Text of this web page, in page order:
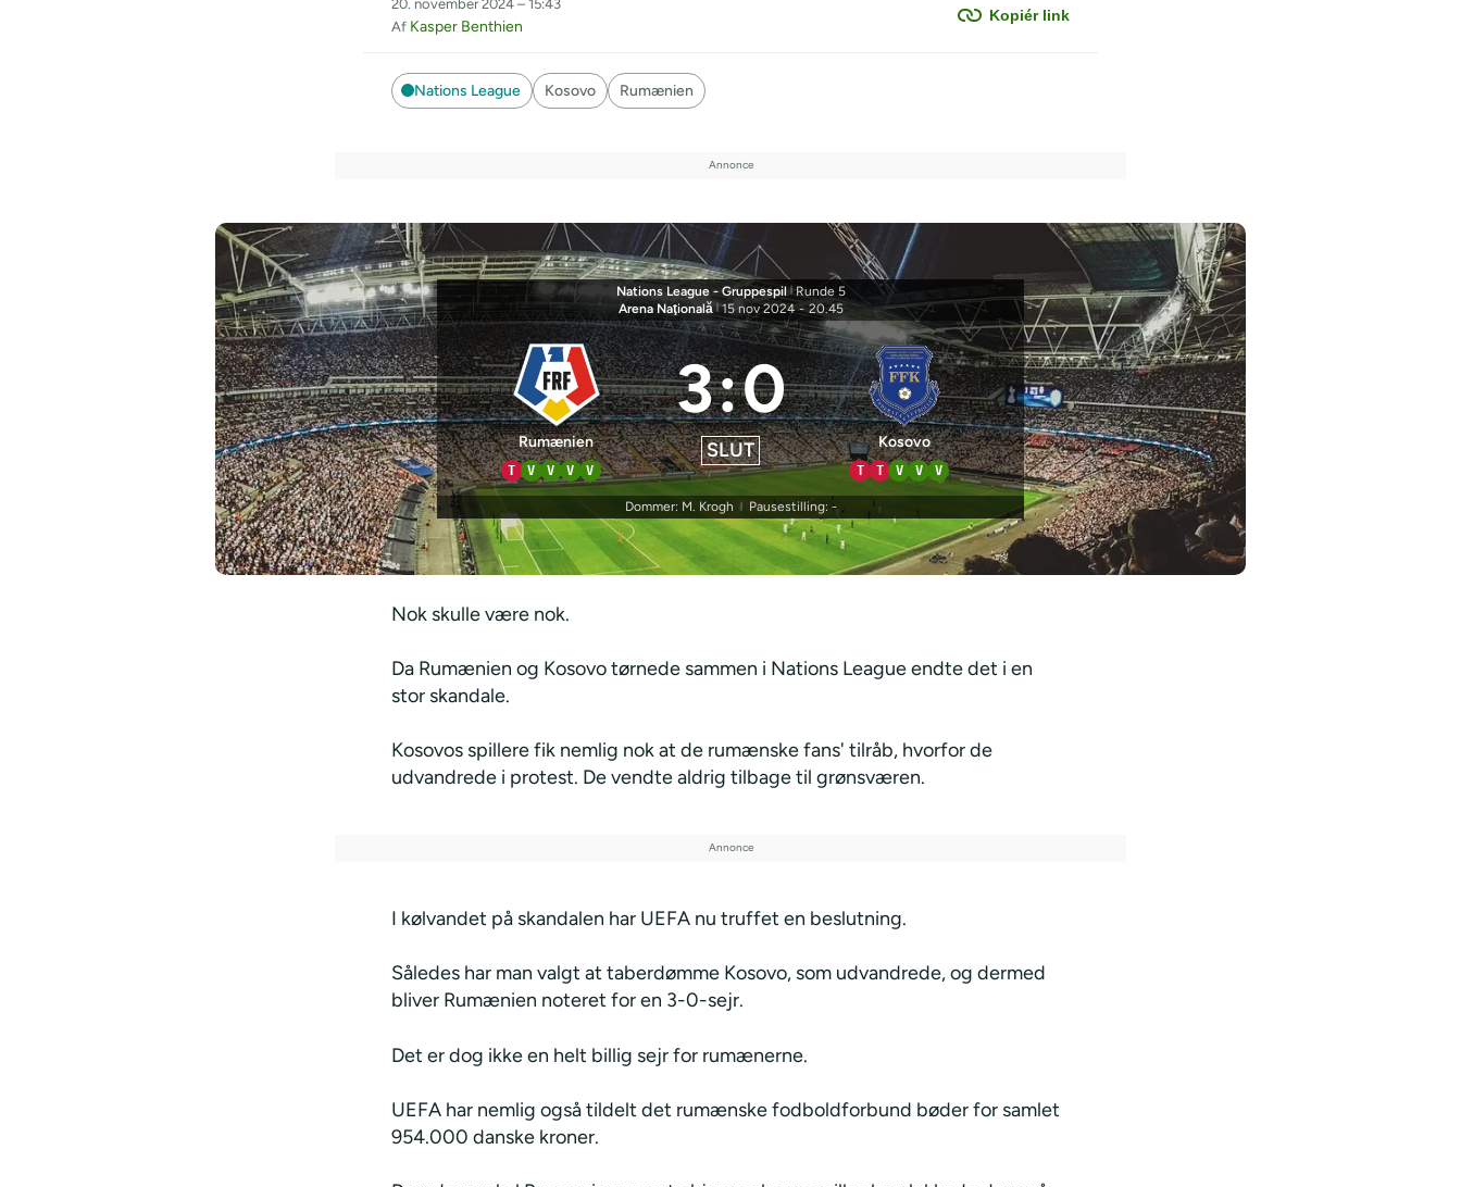
Kopiér link
20. november 2024 – 15:43
Af Kasper Benthien
Nations League Kosovo Rumænien
Nations League - Gruppespil | Runde 5
Arena Naţională | 15 nov 2024 - 20.45
Rumænien
T V V V V
3:0
SLUT Kosovo
T T V V V
Dommer: M. Krogh | Pausestilling: -
Nok skulle være nok.
Da Rumænien og Kosovo tørnede sammen i Nations League endte det i en
stor skandale.
Kosovos spillere fik nemlig nok at de rumænske fans' tilråb, hvorfor de
udvandrede i protest. De vendte aldrig tilbage til grønsværen.
I kølvandet på skandalen har UEFA nu truffet en beslutning.
Således har man valgt at taberdømme Kosovo, som udvandrede, og dermed
bliver Rumænien noteret for en 3-0-sejr.
Det er dog ikke en helt billig sejr for rumænerne.
UEFA har nemlig også tildelt det rumænske fodboldforbund bøder for samlet
954.000 danske kroner.